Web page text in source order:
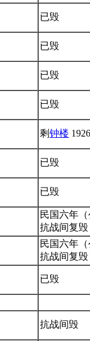
已毁
已毁
已毁
已毁
剩钟楼 1926
已毁
已毁
民国六年
抗战间复
民国六年
抗战间复
已毁
抗战间毁